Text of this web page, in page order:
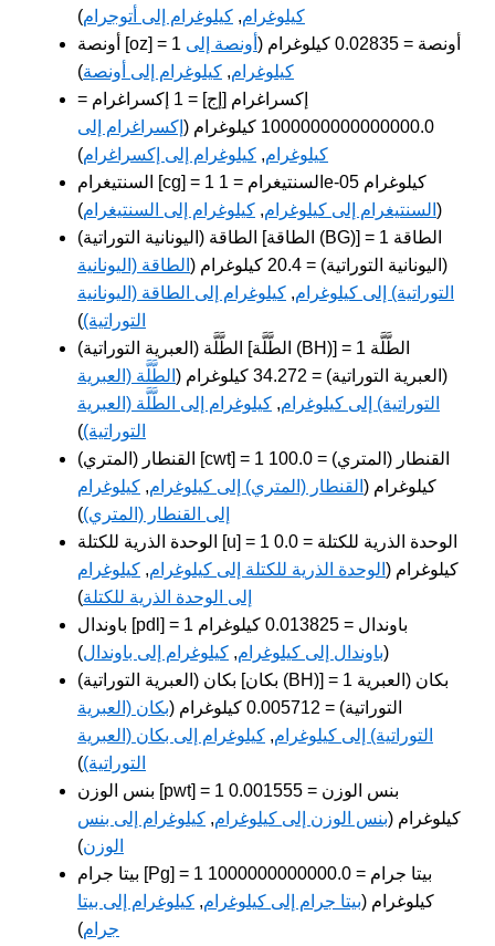
كيلوغرام, كيلوغرام إلى أتوجرام)
أونصة [oz] = 1 أونصة = 0.02835 كيلوغرام (
أونصة إلى
كيلوغرام, كيلوغرام إلى أونصة)
إكسراغرام [إج] = 1 إكسراغرام =
1000000000000000.0 كيلوغرام (
إكسراغرام إلى
كيلوغرام, كيلوغرام إلى إكسراغرام)
السنتيغرام [cg] = 1 السنتيغرام = 1e-05 كيلوغرام
( السنتيغرام إلى كيلوغرام, كيلوغرام إلى السنتيغرام)
الطاقة (اليونانية التوراتية) [الطاقة (BG)] = 1 الطاقة
(اليونانية التوراتية) = 20.4 كيلوغرام (
الطاقة (اليونانية
التوراتية) إلى كيلوغرام, كيلوغرام إلى الطاقة (اليونانية
التوراتية))
الطَّلَّة (العبرية التوراتية) [الطَّلَّة (BH)] = 1 الطَّلَّة
(العبرية التوراتية) = 34.272 كيلوغرام (
الطَّلَّة (العبرية
التوراتية) إلى كيلوغرام, كيلوغرام إلى الطَّلَّة (العبرية
التوراتية))
القنطار (المتري) [cwt] = 1 القنطار (المتري) = 100.0
كيلوغرام ( القنطار (المتري) إلى كيلوغرام, كيلوغرام
إلى القنطار (المتري))
الوحدة الذرية للكتلة [u] = 1 الوحدة الذرية للكتلة = 0.0
كيلوغرام ( الوحدة الذرية للكتلة إلى كيلوغرام, كيلوغرام
إلى الوحدة الذرية للكتلة)
باوندال [pdl] = 1 باوندال = 0.013825 كيلوغرام
(باوندال إلى كيلوغرام, كيلوغرام إلى باوندال)
بكان (العبرية التوراتية) [بكان (BH)] = 1 بكان (العبرية
التوراتية) = 0.005712 كيلوغرام (
بكان (العبرية
التوراتية) إلى كيلوغرام, كيلوغرام إلى بكان (العبرية
التوراتية))
بنس الوزن [pwt] = 1 بنس الوزن = 0.001555
كيلوغرام (بنس الوزن إلى كيلوغرام, كيلوغرام إلى بنس
الوزن)
بيتا جرام [Pg] = 1 بيتا جرام = 1000000000000.0
كيلوغرام (بيتا جرام إلى كيلوغرام, كيلوغرام إلى بيتا
جرام)